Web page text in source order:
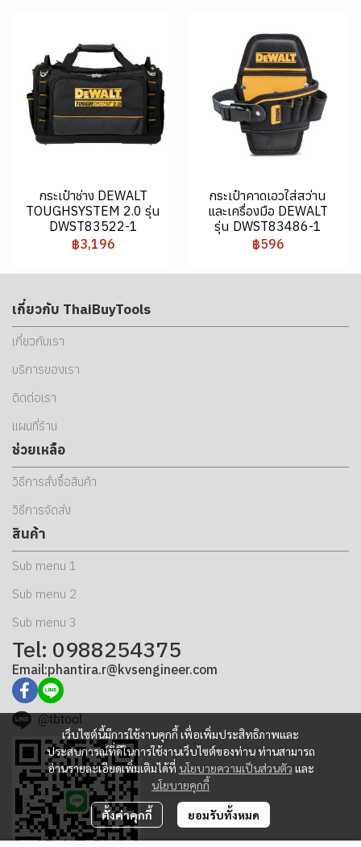
กระเป๋าช่าง DEWALT
TOUGHSYSTEM 2.0 รุ่น
DWST83522-1
฿3,196
กระเป๋าคาดเอวใส่สว่าน
และเครื่องมือ DEWALT
รุ่น DWST83486-1
฿596
เว็บไซต์นี้มีการใช้งานคุกกี้ เพื่อเพิ่มประสิทธิภาพและ
ประสบการณ์ที่ดีในการใช้งานเว็บไซต์ของท่าน ท่านสามารถ
อ่านรายละเอียดเพิ่มเติมได้ที่ นโยบายความเป็นส่วนตัว และ
นโยบายคุกกี้
ตั้งค่าคุกกี้ ยอมรับทั้งหมด
เกี่ยวกับ ThaiBuyTools
เกี่ยวกับเรา
บริการของเรา
ติดต่อเรา
แผนที่ร้าน
ช่วยเหลือ
วิธีการสั่งซื้อสินค้า
วิธีการจัดส่ง
สินค้า
Sub menu 1
Sub menu 2
Sub menu 3
Tel: 0988254375
Email:phantira.r@kvsengineer.com
@tbtool